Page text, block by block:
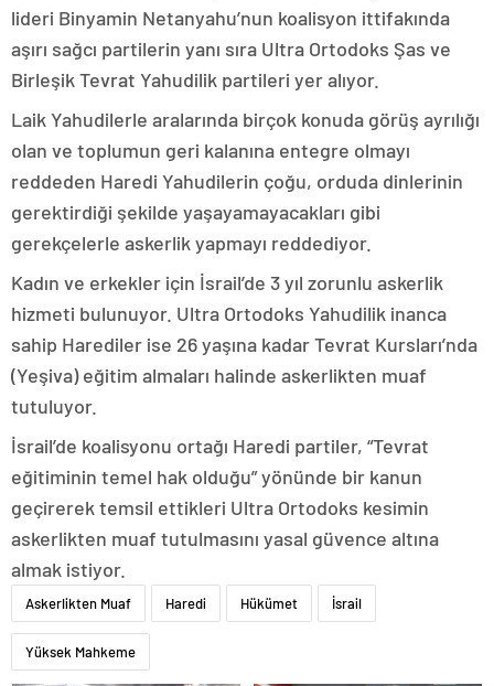
lideri Binyamin Netanyahu’nun koalisyon ittifakında
aşırı sağcı partilerin yanı sıra Ultra Ortodoks Şas ve
Birleşik Tevrat Yahudilik partileri yer alıyor.
Laik Yahudilerle aralarında birçok konuda görüş ayrılığı
olan ve toplumun geri kalanına entegre olmayı
reddeden Haredi Yahudilerin çoğu, orduda dinlerinin
gerektirdiği şekilde yaşayamayacakları gibi
gerekçelerle askerlik yapmayı reddediyor.
Kadın ve erkekler için İsrail’de 3 yıl zorunlu askerlik
hizmeti bulunuyor. Ultra Ortodoks Yahudilik inanca
sahip Harediler ise 26 yaşına kadar Tevrat Kursları’nda
(Yeşiva) eğitim almaları halinde askerlikten muaf
tutuluyor.
İsrail’de koalisyonu ortağı Haredi partiler, “Tevrat
eğitiminin temel hak olduğu” yönünde bir kanun
geçirerek temsil ettikleri Ultra Ortodoks kesimin
askerlikten muaf tutulmasını yasal güvence altına
almak istiyor.
Askerlikten Muaf Haredi Hükümet İsrail
Yüksek Mahkeme